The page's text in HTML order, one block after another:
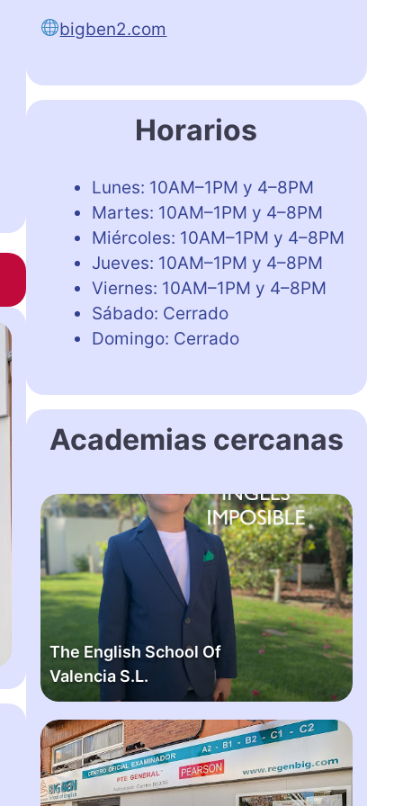
bigben2.com
Horarios
Lunes: 10AM–1PM y 4–8PM
Martes: 10AM–1PM y 4–8PM
Miércoles: 10AM–1PM y 4–8PM
Jueves: 10AM–1PM y 4–8PM
Viernes: 10AM–1PM y 4–8PM
Sábado: Cerrado
Domingo: Cerrado
Academias cercanas
The English School Of
Valencia S.L.
T
h
E
n
g
h
S
c
h
o
B
i
g
b